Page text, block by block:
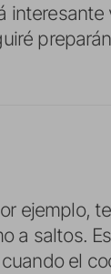
ejemplo,
a saltos.
el